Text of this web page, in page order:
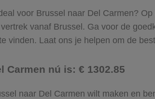
voor Brussel naar Del Carmen?
vanaf Brussel. Ga voor de
vinden. Laat ons je helpen om de
Carmen nú is: € 1302.85
naar Del Carmen wilt maken en